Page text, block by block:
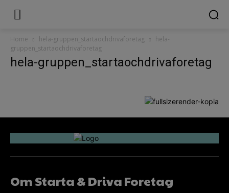
Home hela-gruppen_startaochdrivaforetag
hela-
gruppen_startaochdrivaforetag
hela-gruppen_startaochdrivaforetag
Om Starta & Driva Foretag